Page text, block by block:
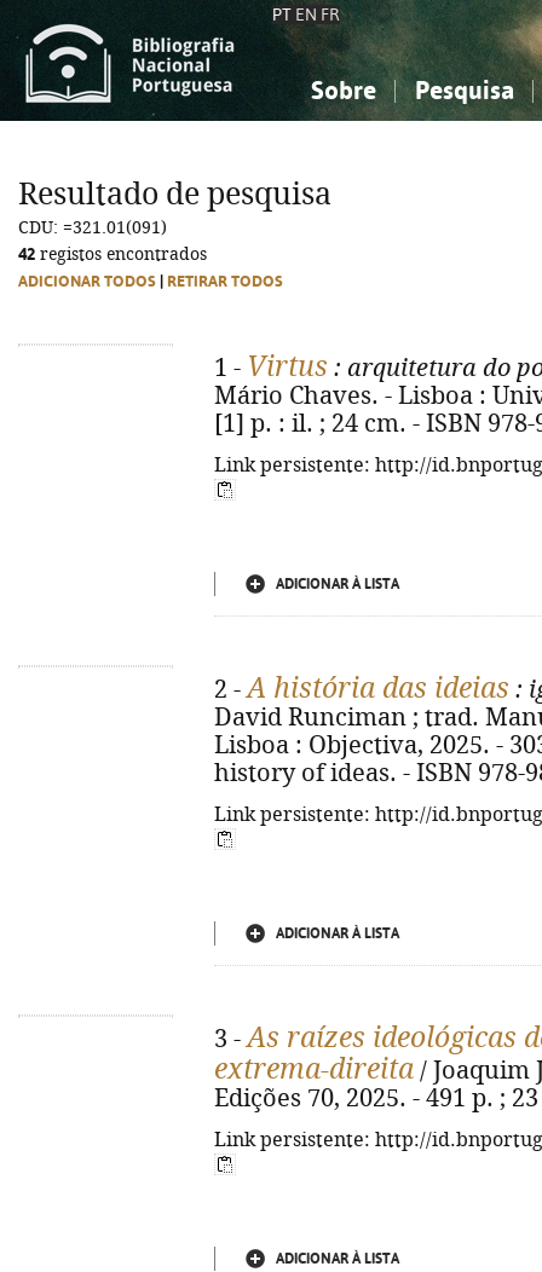
PT EN FR
Sobre Pesquisa
Ciências sociais...
Ciências sociais...
Resultado de pesquisa
CDU: =321.01(091)
42 registos encontrados
ADICIONAR TODOS RETIRAR TODOS
1 - Virtus : arquitetura do
Mário Chaves. - Lisboa :
[1] p. : il. ; 24 cm. - ISBN 978-
Link persistente: http://
ADICIONAR À LISTA
2 -A história das ideias :
David Runciman ; trad.
Lisboa : Objectiva, 2025. -
history of ideas. - ISBN 978-
Link persistente: http://
ADICIONAR À LISTA
3 -As raízes ideológicas
extrema-direita / Joaquim
Edições 70, 2025. - 491 p. ;
Link persistente: http://
ADICIONAR À LISTA